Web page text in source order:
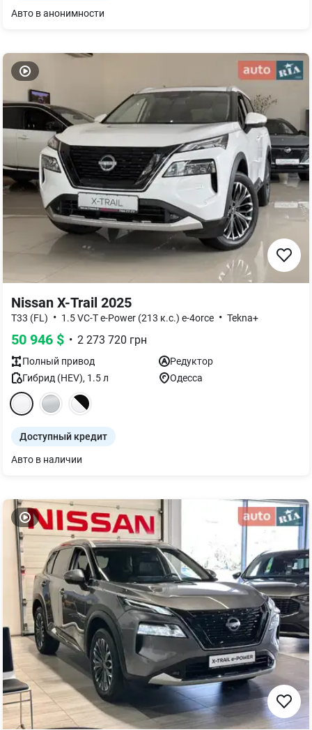
Авто в анонимности
Nissan X-Trail 2025
T33 (FL) • 1.5 VC-T e-Power (213 к.с.) e-4orce • Tekna+
50 946 $ • 2 273 720 грн
Полный привод
Редуктор
Гибрид (HEV), 1.5л Одесса
Доступный кредит
Авто в наличии